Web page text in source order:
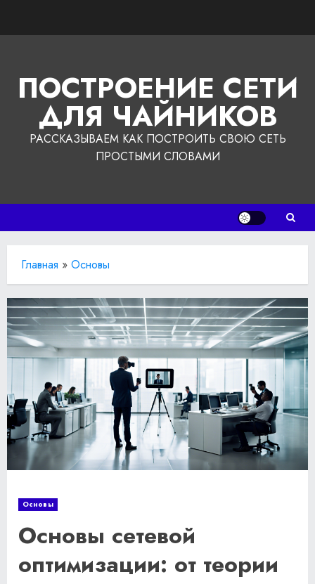
ПОСТРОЕНИЕ СЕТИ
ДЛЯ ЧАЙНИКОВ
РАССКАЗЫВАЕМ КАК ПОСТРОИТЬ СВОЮ СЕТЬ
ПРОСТЫМИ СЛОВАМИ
Главная » Основы
Основы
Основы сетевой
оптимизации: от теории